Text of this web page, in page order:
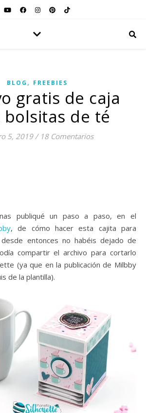
BLOG , FREEBIES
gratis de caja
bolsitas de té
5, 2019/ 18 Comentarios
publiqué un paso a paso, en el
, de cómo hacer esta cajita para
entonces no habéis dejado de
compartir el archivo para cortarlo
(ya que en la publicación de Milbby
de la plantilla).